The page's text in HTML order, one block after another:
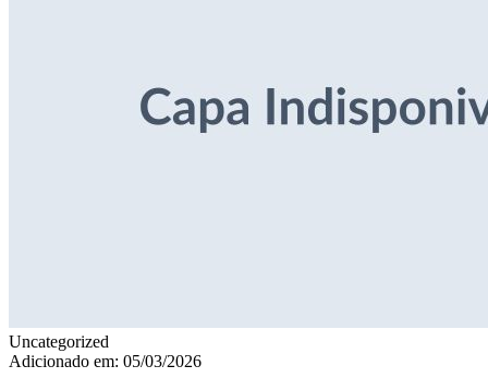
Uncategorized
Adicionado em: 05/03/2026